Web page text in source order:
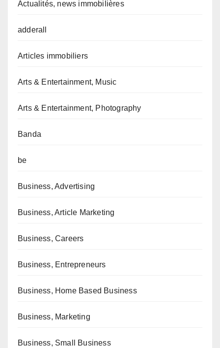
Actualités, news immobilières
adderall
Articles immobiliers
Arts & Entertainment, Music
Arts & Entertainment, Photography
Banda
be
Business, Advertising
Business, Article Marketing
Business, Careers
Business, Entrepreneurs
Business, Home Based Business
Business, Marketing
Business, Small Business